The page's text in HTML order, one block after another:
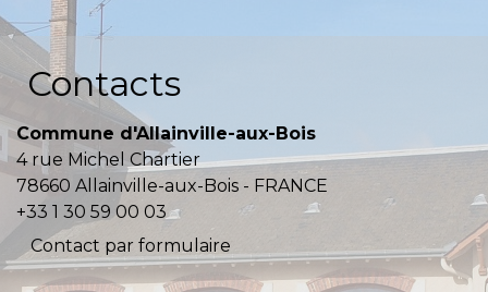
Contacts
Commune d'Allainville-aux-Bois
4 rue Michel Chartier
78660 Allainville-aux-Bois - FRANCE
+33 1 30 59 00 03
Contact par formulaire